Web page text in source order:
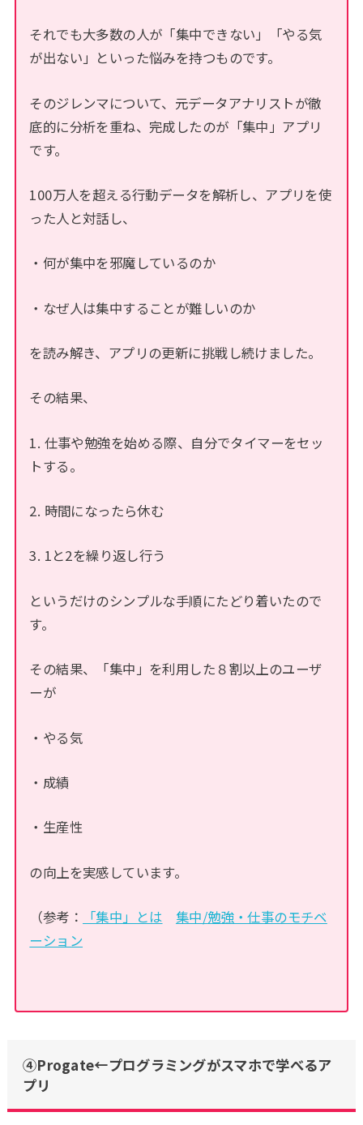
それでも大多数の人が「集中できない」「やる気
が出ない」といった悩みを持つものです。
そのジレンマについて、元データアナリストが徹
底的に分析を重ね、完成したのが「集中」アプリ
です。
100万人を超える行動データを解析し、アプリを使
った人と対話し、
・何が集中を邪魔しているのか
・なぜ人は集中することが難しいのか
を読み解き、アプリの更新に挑戦し続けました。
その結果、
1. 仕事や勉強を始める際、自分でタイマーをセッ
トする。
2. 時間になったら休む
3. 1と2を繰り返し行う
というだけのシンプルな手順にたどり着いたので
す。
その結果、「集中」を利用した８割以上のユーザ
ーが
・やる気
・成績
・生産性
の向上を実感しています。
（参考： 「集中」とは
集中/勉強・仕事のモチベ
ーション
④Progate←プログラミングがスマホで学べるア
プリ